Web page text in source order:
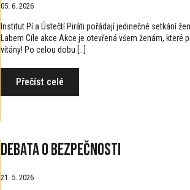
05. 6. 2026
Institut Pí a Ústečtí Piráti pořádají jedinečné setkání
Labem Cíle akce Akce je otevřená všem ženám,
vítány! Po celou dobu […]
Přečíst celé
Debata o bezpečnosti
21. 5. 2026